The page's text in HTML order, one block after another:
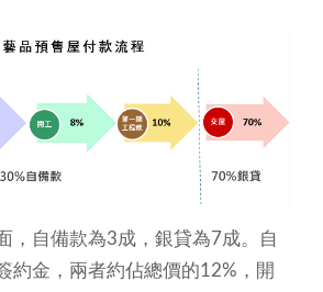
，自備款為3成，銀貸為7成。自
約金，兩者約佔總價的12%，開